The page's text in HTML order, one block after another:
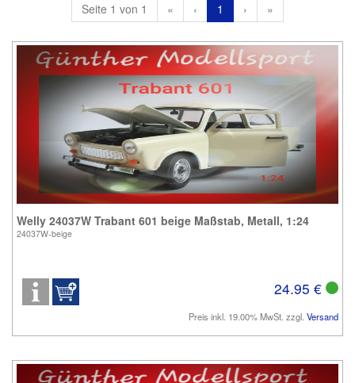
Seite 1 von 1 « ‹ 1 › »
Welly 24037W Trabant 601 beige Maßstab, Metall, 1:24
24037W-beige
24.95 €
Preis inkl. 19.00% MwSt. zzgl. Versand